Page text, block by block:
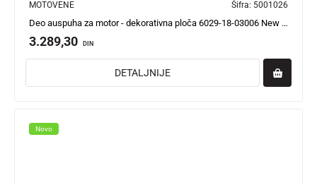
MOTOVENE Šifra: 5001026
Deo auspuha za motor - dekorativna ploča 6029-18-03006 New Adviser
3.289,30 DIN
DETALJNIJE
Novo